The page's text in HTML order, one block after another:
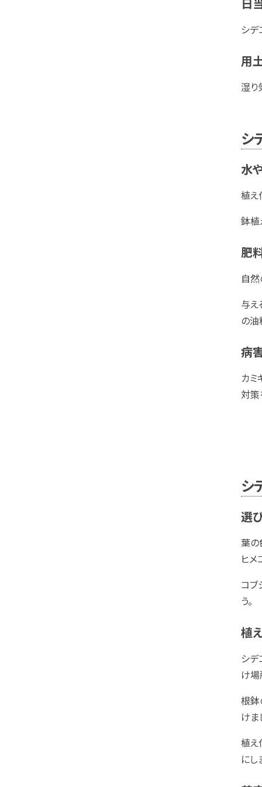
シデ
用
湿り
シ
水
植え
鉢植
肥
自然
与え
の油
病
カミ
対策
シ
選
葉の
ヒメ
コブ
う。
植
シデ
け場
根鉢
けま
植え
にし